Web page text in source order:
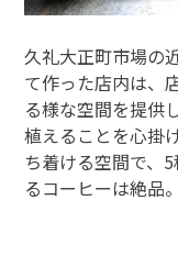
久礼大正町市場の
て作った店内は、
る様な空間を提供
植えることを心掛
ち着ける空間で、
るコーヒーは絶品。